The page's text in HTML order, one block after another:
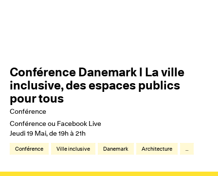
Conférence Danemark l La ville
inclusive, des espaces publics
pour tous
Conférence
Conférence ou Facebook Live
Jeudi 19 Mai, de 19h à 21h
Conférence Ville inclusive Danemark Architecture ...